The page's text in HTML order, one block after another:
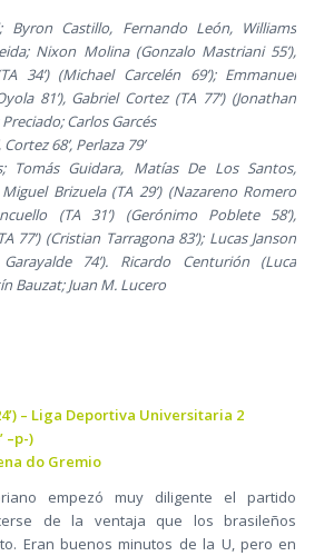
Byron Castillo, Fernando León, Williams
Nixon Molina (Gonzalo Mastriani 55’),
34’) (Michael Carcelén 69’); Emmanuel
81’), Gabriel Cortez (TA 77’) (Jonathan
Carlos Garcés
68’, Perlaza 79’
Tomás Guidara, Matías De Los Santos,
Brizuela (TA 29’) (Nazareno Romero
(TA 31’) (Gerónimo Poblete 58’),
77’) (Cristian Tarragona 83’); Lucas Janson
74’). Ricardo Centurión (Luca
Bauzat; Juan M. Lucero
– Liga Deportiva Universitaria 2
–p-)
do Gremio
empezó muy diligente el partido
de la ventaja que los brasileños
Eran buenos minutos de la U, pero en